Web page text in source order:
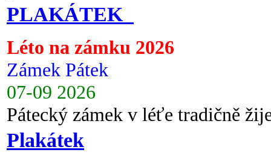
PLAKÁTEK
Léto na zámku 2026
Zámek Pátek
07-09 2026
Pátecký zámek v léťe tradičně
Plakátek